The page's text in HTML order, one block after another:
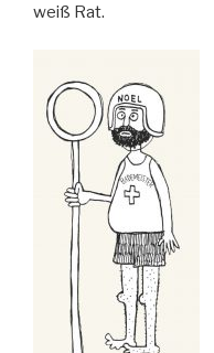
weiß Rat.